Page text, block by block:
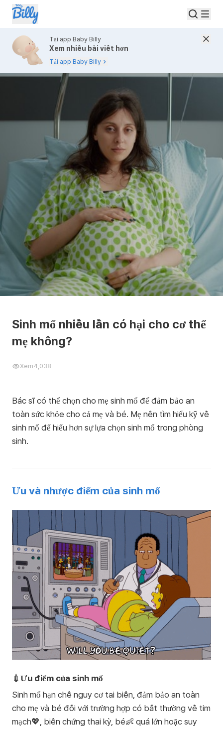
Tại app Baby Billy
Xem nhiều bài viết hơn
Tải app Baby Billy
Sinh mổ nhiều lần có hại cho cơ thể
mẹ không?
Xem4,038
Bác sĩ có thể chọn cho mẹ sinh mổ để đảm bảo an
toàn sức khỏe cho cả mẹ và bé. Mẹ nên tìm hiểu kỹ về
sinh mổ để hiểu hơn sự lựa chọn sinh mổ trong phòng
sinh.
Ưu và nhược điểm của sinh mổ
💉Ưu điểm của sinh mổ
Sinh mổ hạn chế nguy cơ tai biến, đảm bảo an toàn
cho mẹ và bé đối với trường hợp có bất thường về tim
mạch💖, biến chứng thai kỳ, bé👶 quá lớn hoặc suy